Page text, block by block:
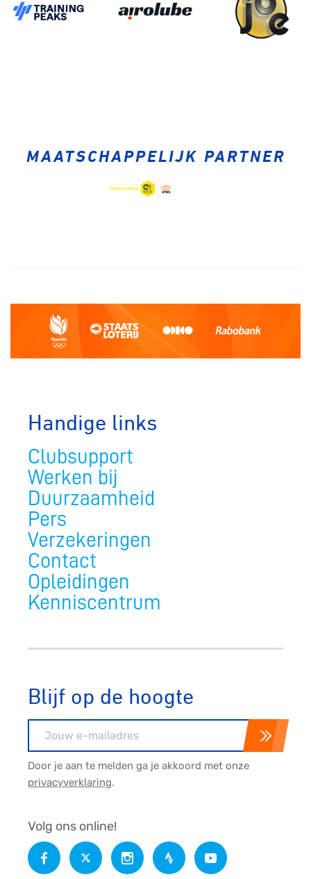
MAATSCHAPPELIJK PARTNER
Handige links
Clubsupport
Werken bij
Duurzaamheid
Pers
Verzekeringen
Contact
Opleidingen
Kenniscentrum
Blijf op de hoogte
Door je aan te melden ga je akkoord met onze
privacyverklaring.
Volg ons online!